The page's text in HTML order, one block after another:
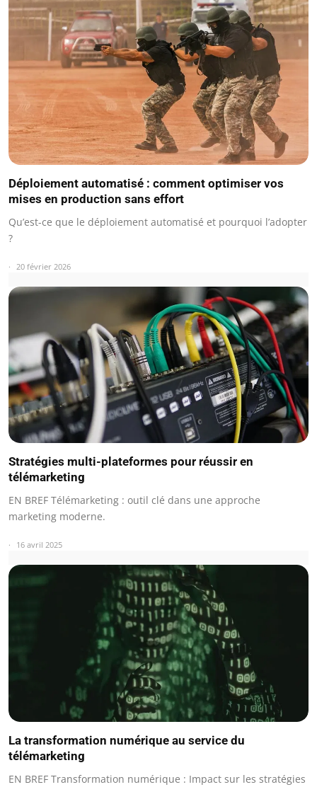
Déploiement automatisé : comment optimiser vos
mises en production sans effort
Qu’est-ce que le déploiement automatisé et pourquoi l’adopter
?
20 février 2026
Stratégies multi-plateformes pour réussir en
télémarketing
EN BREF Télémarketing : outil clé dans une approche
marketing moderne.
16 avril 2025
La transformation numérique au service du
télémarketing
EN BREF Transformation numérique : Impact sur les stratégies